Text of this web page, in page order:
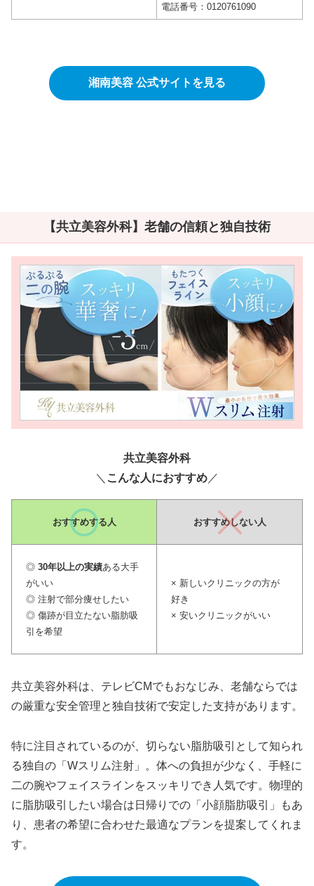
電話番号：0120761090
湘南美容 公式サイトを見る
【共立美容外科】老舗の信頼と独自技術
共立美容外科
＼ こんな人におすすめ ／
おすすめする人 おすすめしない人
◎ 30年以上の実績ある大手
がいい
◎ 注射で部分痩せしたい
◎ 傷跡が目立たない脂肪吸
引を希望
× 新しいクリニックの方が
好き
× 安いクリニックがいい
共立美容外科は、テレビCMでもおなじみ、老舗ならでは
の厳重な安全管理と独自技術で安定した支持があります。
特に注目されているのが、切らない脂肪吸引として知られ
る独自の「Wスリム注射」。体への負担が少なく、手軽に
二の腕やフェイスラインをスッキリでき人気です。物理的
に脂肪吸引したい場合は日帰りでの「小顔脂肪吸引」もあ
り、患者の希望に合わせた最適なプランを提案してくれま
す。